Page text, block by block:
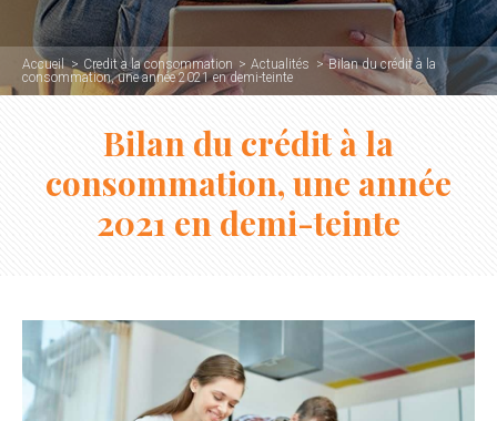
Accueil Credit a la consommation Actualités
Bilan du crédit à la
consommation, une année 2021 en demi-teinte
Bilan du crédit à la
consommation, une année
2021 en demi-teinte